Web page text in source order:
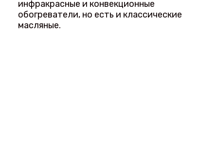
инфракрасные и конвекционные
обогреватели, но есть и классические
масляные.